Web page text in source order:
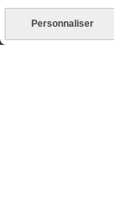
livraison à
Personnaliser